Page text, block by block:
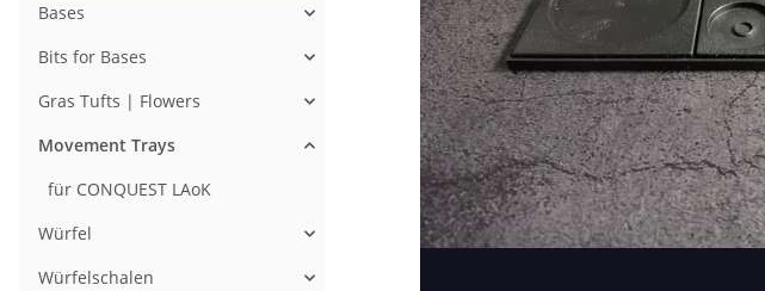
Bases
Bits for Bases
Gras Tufts | Flowers
Movement Trays
für CONQUEST LAoK
Würfel
Würfelschalen